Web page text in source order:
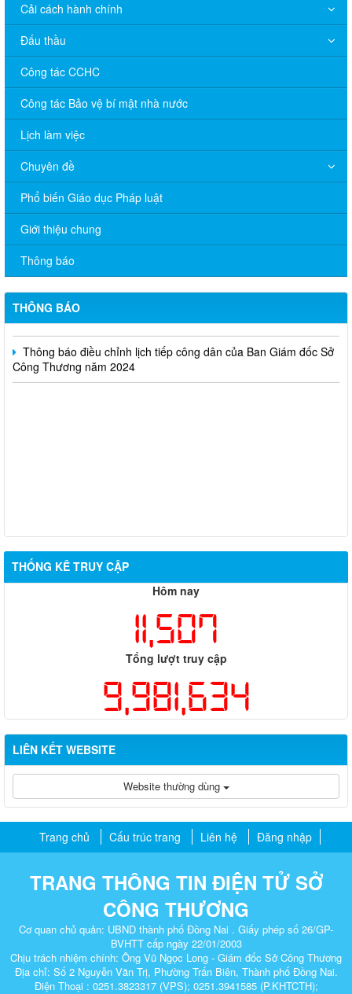
Cải cách hành chính
Đấu thầu
Công tác CCHC
Công tác Bảo vệ bí mật nhà nước
Lịch làm việc
Chuyên đề
Phổ biến Giáo dục Pháp luật
Giới thiệu chung
Thông báo
THÔNG BÁO
V/v đề nghị báo cáo hệ thống phân phối, nhãn hiệu hàng hóa
và hoạt động mua bán khí trên địa bàn tỉnh năm 2025 (nhắc lần
2).
Thông báo bán thanh lý tài sản công theo hình thức chỉ định
Thông báo lựa chọn nhà thầu thực hiện gói thầu: “tổ chức tập
tử phổ biến hiện nay” (SA)
Thông báo điều chỉnh lịch tiếp công dân của Ban Giám đốc Sở
Công Thương năm 2024
THỐNG KÊ TRUY CẬP
Hôm nay
11,507
Tổng lượt truy cập
9,981,634
LIÊN KẾT WEBSITE
Website thường dùng
Trang chủ Cấu trúc trang Liên hệ Đăng nhập
TRANG THÔNG TIN ĐIỆN TỬ SỞ
CÔNG THƯƠNG
Cơ quan chủ quản: UBND thành phố Đồng Nai . Giấy phép số 26/GP-
BVHTT cấp ngày 22/01/2003
Chịu trách nhiệm chính: Ông Vũ Ngọc Long - Giám đốc Sở Công Thương
Địa chỉ: Số 2 Nguyễn Văn Trị, Phường Trấn Biên, Thành phố Đồng Nai.
Điện Thoại : 0251.3823317 (VPS); 0251.3941585 (P.KHTCTH);